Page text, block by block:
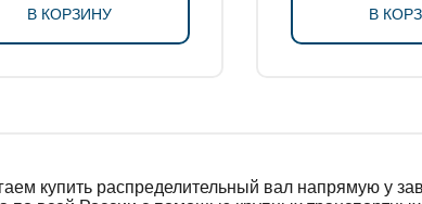
В КОРЗИНУ В
купить распределительный вал напрямую у